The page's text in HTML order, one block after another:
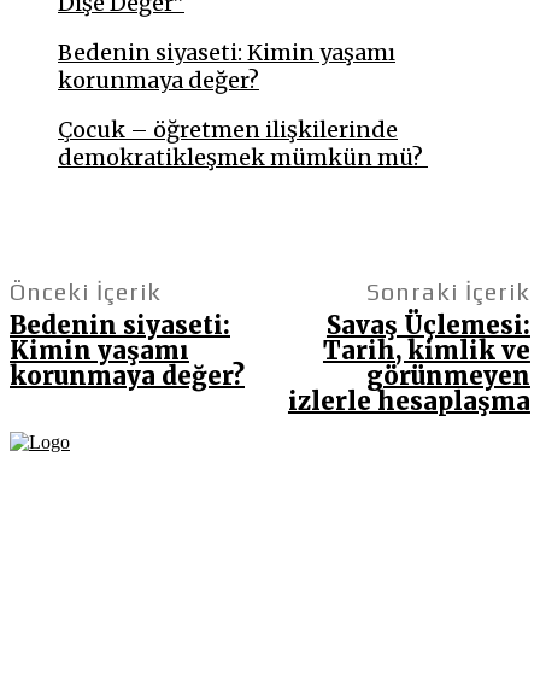
Bedenin siyaseti: Kimin yaşamı
korunmaya değer?
Çocuk – öğretmen ilişkilerinde
demokratikleşmek mümkün mü?
Önceki İçerik
Bedenin siyaseti:
Kimin yaşamı
korunmaya değer?
Sonraki İçerik
Savaş Üçlemesi:
Tarih, kimlik ve
görünmeyen
izlerle hesaplaşma